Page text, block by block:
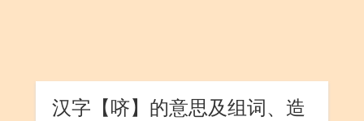
汉字【哜】的意思及组词、造